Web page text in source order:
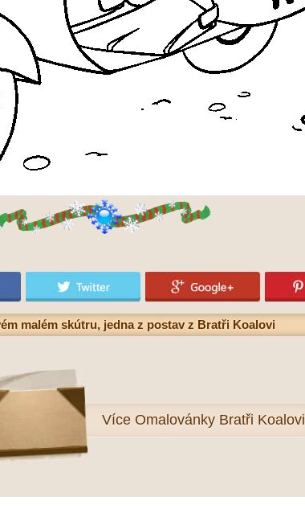
malém skútru, jedna z postav z Bratři Koalovi
Více Omalovánky Bratři Koalovi